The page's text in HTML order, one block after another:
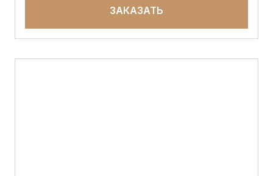
ЗАКАЗАТЬ